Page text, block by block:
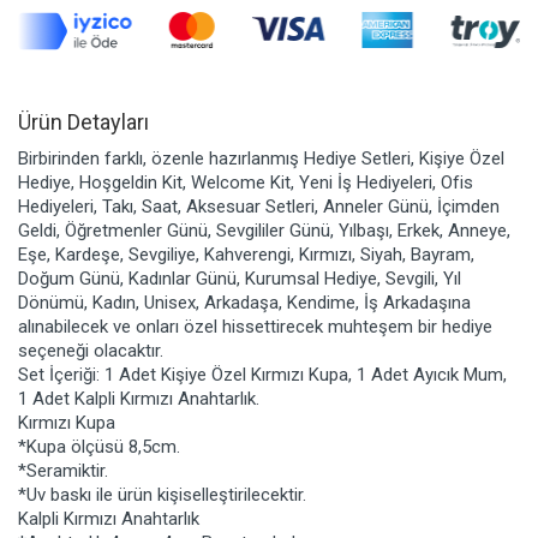
Ürün Detayları
Birbirinden farklı, özenle hazırlanmış Hediye Setleri, Kişiye Özel
Hediye, Hoşgeldin Kit, Welcome Kit, Yeni İş Hediyeleri, Ofis
Hediyeleri, Takı, Saat, Aksesuar Setleri, Anneler Günü, İçimden
Geldi, Öğretmenler Günü, Sevgililer Günü, Yılbaşı, Erkek, Anneye,
Eşe, Kardeşe, Sevgiliye, Kahverengi, Kırmızı, Siyah, Bayram,
Doğum Günü, Kadınlar Günü, Kurumsal Hediye, Sevgili, Yıl
Dönümü, Kadın, Unisex, Arkadaşa, Kendime, İş Arkadaşına
alınabilecek ve onları özel hissettirecek muhteşem bir hediye
seçeneği olacaktır.
Set İçeriği: 1 Adet Kişiye Özel Kırmızı Kupa, 1 Adet Ayıcık Mum,
1 Adet Kalpli Kırmızı Anahtarlık.
Kırmızı Kupa
*Kupa ölçüsü 8,5cm.
*Seramiktir.
*Uv baskı ile ürün kişiselleştirilecektir.
Kalpli Kırmızı Anahtarlık